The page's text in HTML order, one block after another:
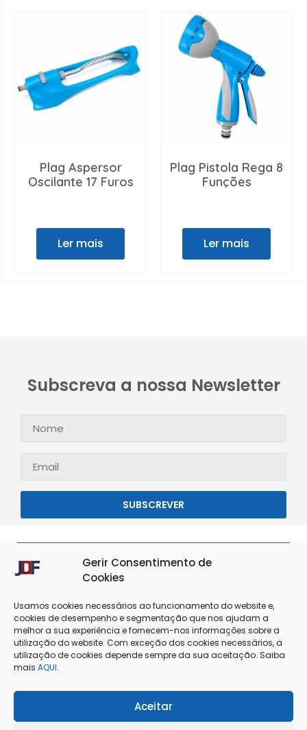
Gerir Consentimento de
Cookies
Usamos cookies necessários ao funcionamento do website e,
cookies de desempenho e segmentação que nos ajudam a
melhor a sua experiência e fornecem-nos informações sobre a
utilização do website. Com exceção dos cookies necessários, a
utilização de cookies depende sempre da sua aceitação. Saiba
mais AQUI.
Aceitar
Plag Aspersor
Oscilante 17 Furos
Ler mais
Plag Pistola Rega 8
Funções
Ler mais
Subscreva a nossa Newsletter
SUBSCREVER
Termos & Condições
Política de Privacidade
Política de Cookies
Resolução de Conflitos